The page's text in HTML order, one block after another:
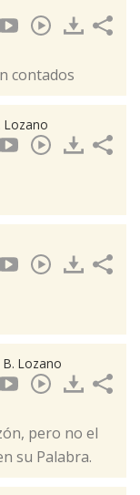
contados
Lozano
B. Lozano
pero no el
su Palabra.